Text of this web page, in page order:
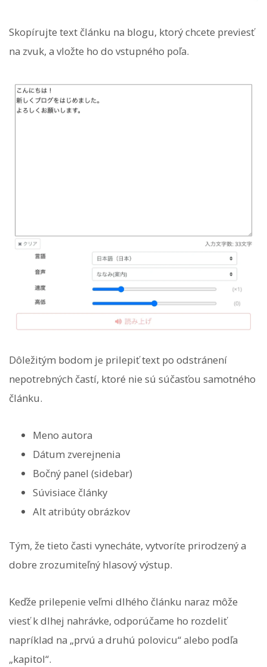
Skopírujte text článku na blogu, ktorý chcete previesť
na zvuk, a vložte ho do vstupného poľa.
Dôležitým bodom je prilepiť text po odstránení
nepotrebných častí, ktoré nie sú súčasťou samotného
článku.
Meno autora
Dátum zverejnenia
Bočný panel (sidebar)
Súvisiace články
Alt atribúty obrázkov
Tým, že tieto časti vynecháte, vytvoríte prirodzený a
dobre zrozumiteľný hlasový výstup.
Keďže prilepenie veľmi dlhého článku naraz môže
viesť k dlhej nahrávke, odporúčame ho rozdeliť
napríklad na „prvú a druhú polovicu“ alebo podľa
„kapitol“.